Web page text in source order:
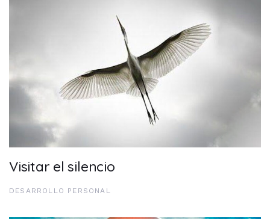
Visitar el silencio
DESARROLLO PERSONAL